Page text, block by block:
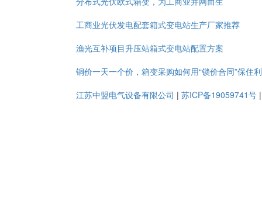
工商业光伏发电配套箱式变电站生产厂家推荐
渔光互补项目升压站箱式变电站配置方案
铜价一天一个价，箱变采购如何用“锁价合同”保住
江苏中盟电气设备有限公司 | 苏ICP备19059741号